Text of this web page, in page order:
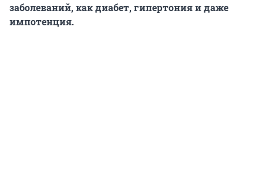
заболеваний, как диабет, гипертония и даже
импотенция.